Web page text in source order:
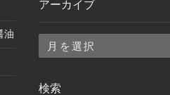
油
アーカイブ
ア
カ
検索